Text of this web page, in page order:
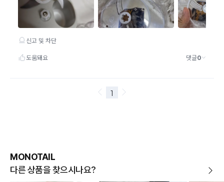
MONOTAIL
다른 상품을 찾으시나요?